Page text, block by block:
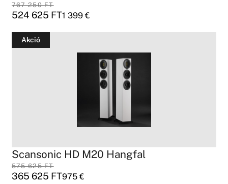
767 250FT
524 625 FT1 399€
Akció
Scansonic HD M20 Hangfal
575 625FT
365 625 FT975€